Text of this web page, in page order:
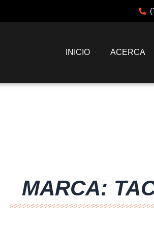
INICIO ACERCA
MARCA: